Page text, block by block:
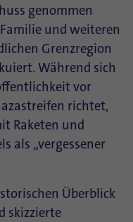
genommen
und weiteren
Grenzregion
Während sich
vor
richtet,
Raketen und
als „vergessener
Überblick
skizzierte